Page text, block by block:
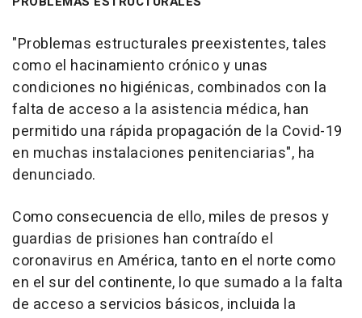
"Problemas estructurales preexistentes, tales
como el hacinamiento crónico y unas
condiciones no higiénicas, combinados con la
falta de acceso a la asistencia médica, han
permitido una rápida propagación de la Covid-19
en muchas instalaciones penitenciarias", ha
denunciado.
Como consecuencia de ello, miles de presos y
guardias de prisiones han contraído el
coronavirus en América, tanto en el norte como
en el sur del continente, lo que sumado a la falta
de acceso a servicios básicos, incluida la